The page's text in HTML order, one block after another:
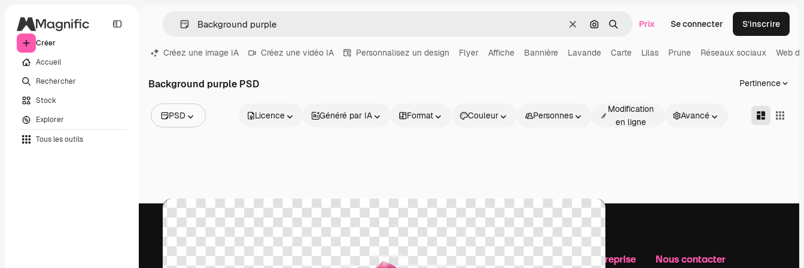
Créer
Accueil
Rechercher
Stock
Explorer
Tous les outils
EffacerRechercher par image
Rechercher
Prix Se connecter S’inscrire
Créez une image IA Créez une vidéo IA Personnalisez un design Flyer Affiche Bannière Lavande Carte Lilas Prune Réseaux sociaux Web
Background purple PSD Pertinence
PSD
Vidéos
Icônes
Modèles 3D
Polices
Licence Généré par IA Format Couleur Personnes
Modification
en ligne
Avancé
Produits Commencer Notre entreprise Nous contacter